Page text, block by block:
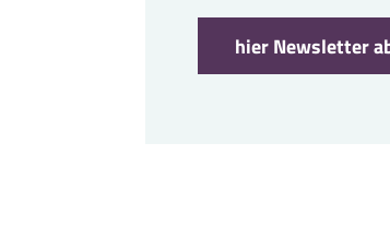
hier Newsletter